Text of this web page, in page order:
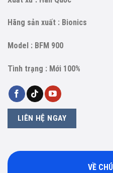
Hãng sản xuất : Bionics
Model : BFM 900
Tình trạng : Mới 100%
LIÊN HỆ NGAY
VỀ